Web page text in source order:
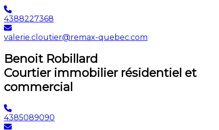
4388227368
valerie.cloutier@remax-quebec.com
Benoit Robillard
Courtier immobilier résidentiel et
commercial
4385089090